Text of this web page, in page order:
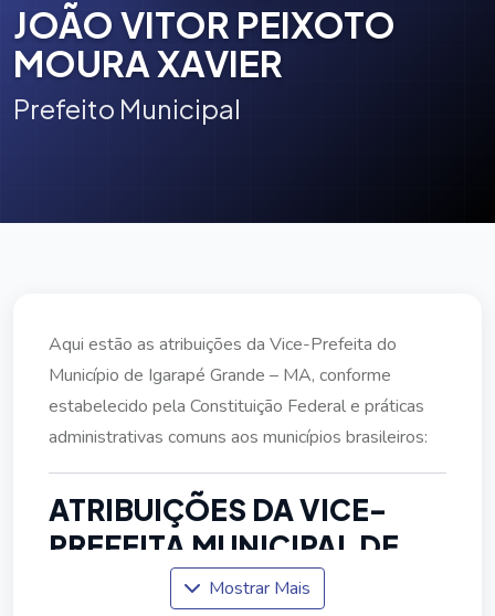
JOÃO VITOR PEIXOTO
MOURA XAVIER
Prefeito Municipal
Aqui estão as atribuições da Vice-Prefeita do
Município de Igarapé Grande – MA, conforme
estabelecido pela Constituição Federal e práticas
administrativas comuns aos municípios brasileiros:
ATRIBUIÇÕES DA VICE-
PREFEITA MUNICIPAL DE
IGARAPÉ GRANDE – MA
Mostrar Mais